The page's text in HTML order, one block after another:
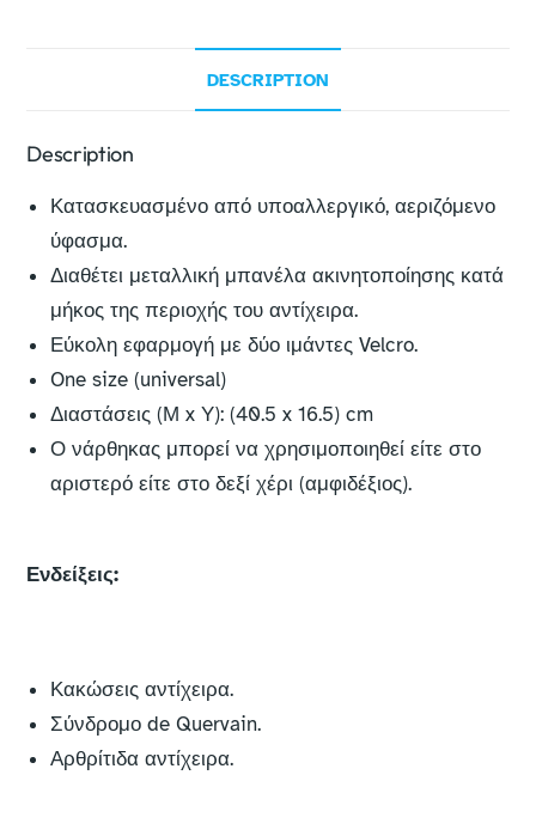
DESCRIPTION
Description
Κατασκευασμένο από υποαλλεργικό, αεριζόμενο
ύφασμα.
Διαθέτει μεταλλική μπανέλα ακινητοποίησης κατά
μήκος της περιοχής του αντίχειρα.
Εύκολη εφαρμογή με δύο ιμάντες Velcro.
One size (universal)
Διαστάσεις (Μ x Υ): (40.5 x 16.5) cm
Ο νάρθηκας μπορεί να χρησιμοποιηθεί είτε στο
αριστερό είτε στο δεξί χέρι (αμφιδέξιος).
Ενδείξεις:
Κακώσεις αντίχειρα.
Σύνδρομο de Quervain.
Αρθρίτιδα αντίχειρα.